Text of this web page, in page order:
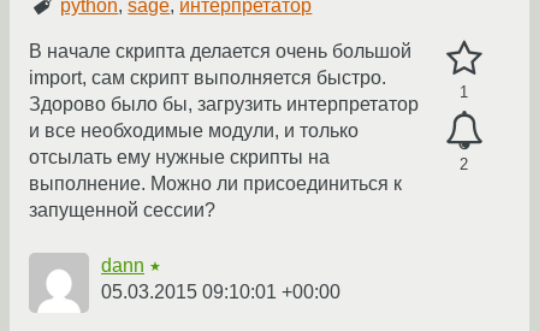
python,sage, интерпретатор
1
2
В начале скрипта делается очень большой
import, сам скрипт выполняется быстро.
Здорово было бы, загрузить интерпретатор
и все необходимые модули, и только
отсылать ему нужные скрипты на
выполнение. Можно ли присоединиться к
запущенной сессии?
dann ★
05.03.2015 09:10:01 +00:00